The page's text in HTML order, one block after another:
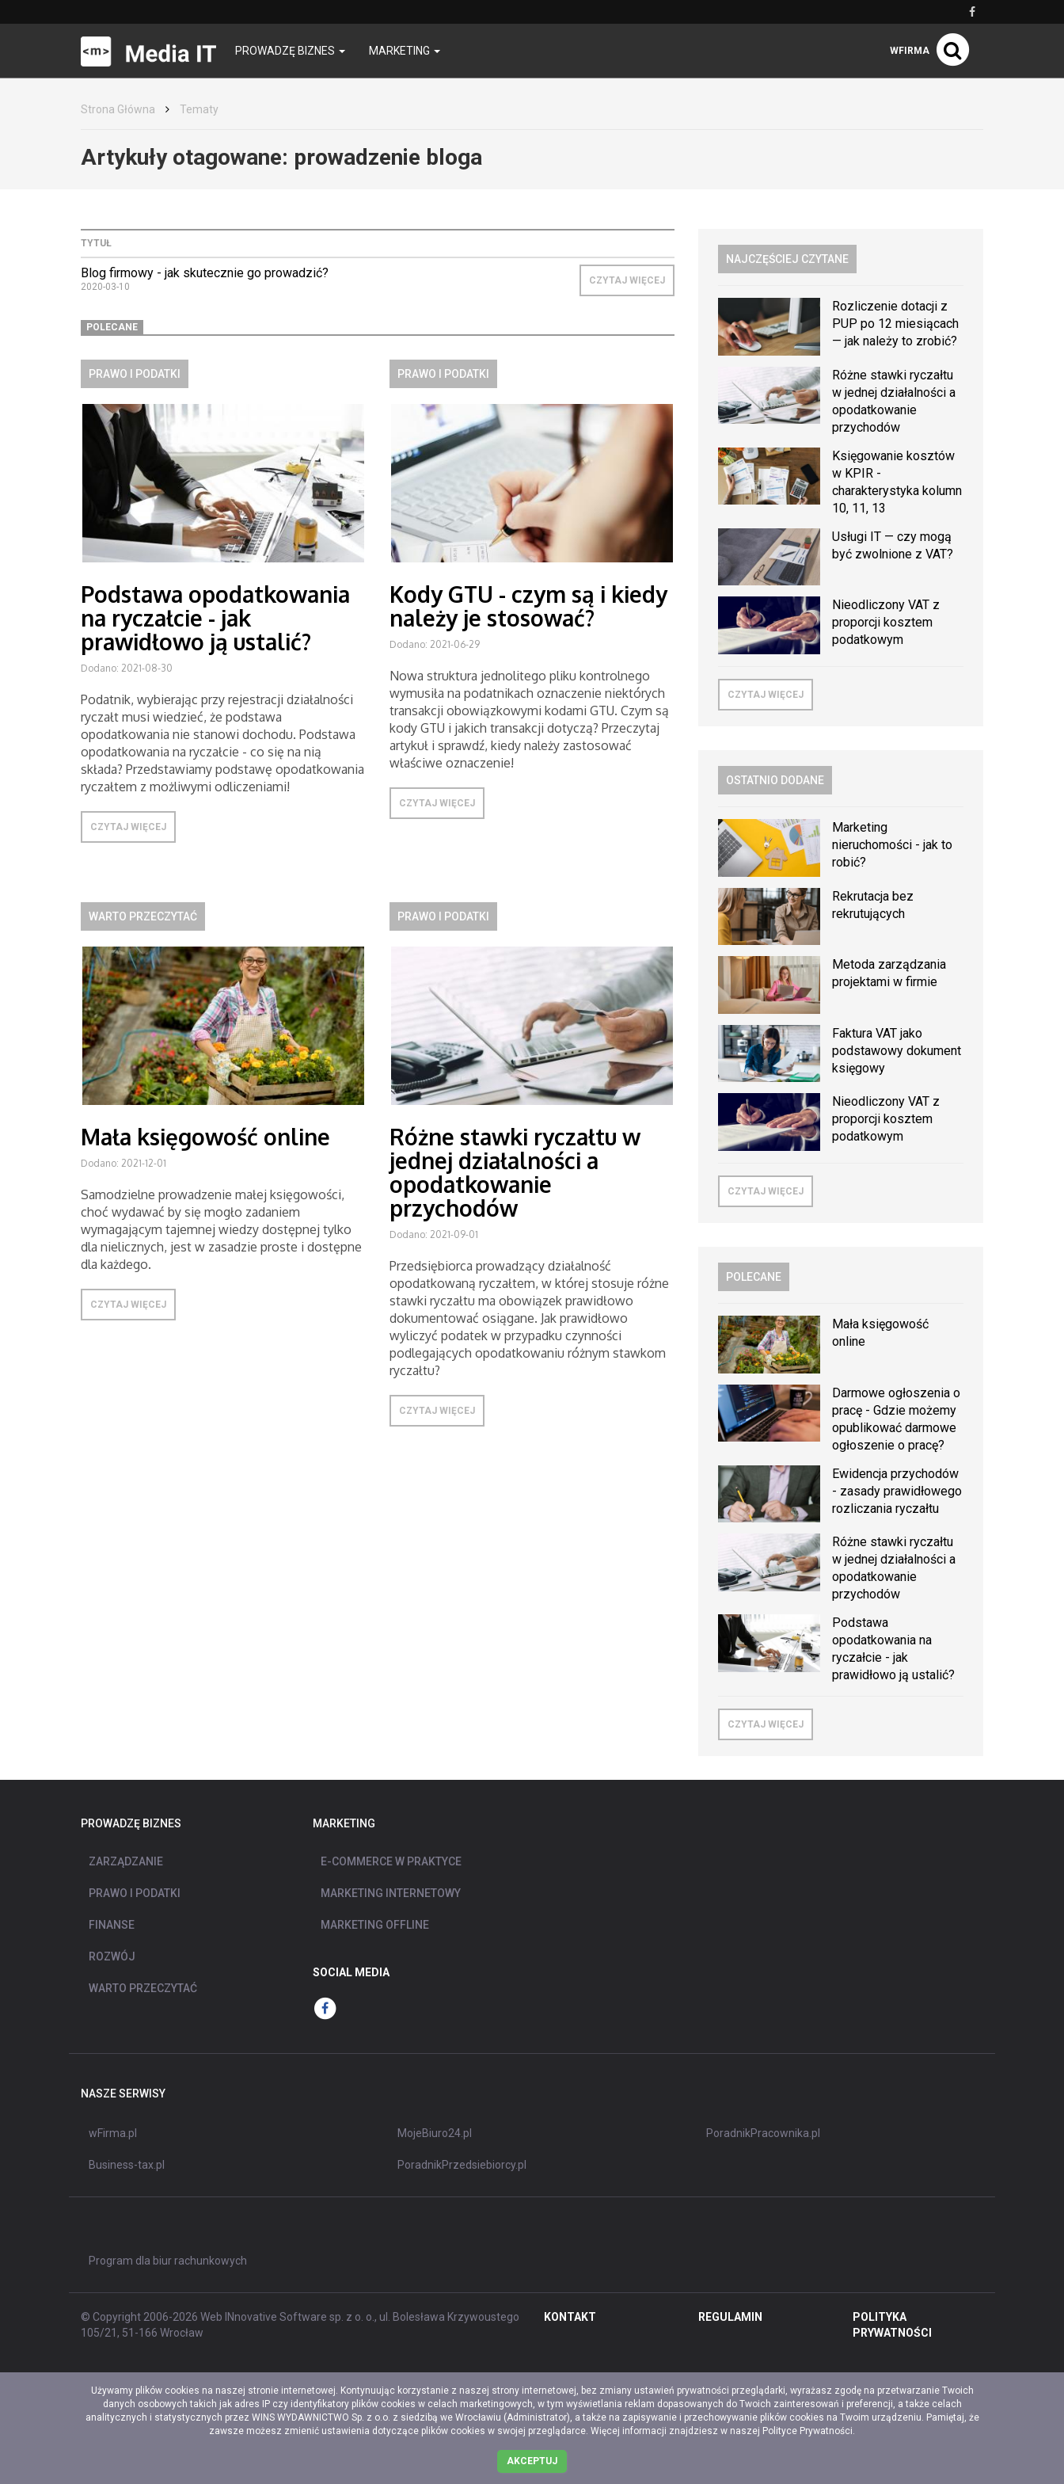
PROWADZĘ BIZNES MARKETING WFIRMA
Strona Główna Tematy
Artykuły otagowane: prowadzenie bloga
TYTUŁ
Blog firmowy - jak skutecznie go prowadzić?
2020-03-10
CZYTAJ WIĘCEJ
POLECANE
PRAWO I PODATKI
Podstawa opodatkowania
na ryczałcie - jak
prawidłowo ją ustalić?
Dodano: 2021-08-30
Podatnik, wybierając przy rejestracji działalności
ryczałt musi wiedzieć, że podstawa
opodatkowania nie stanowi dochodu. Podstawa
opodatkowania na ryczałcie - co się na nią
składa? Przedstawiamy podstawę opodatkowania
ryczałtem z możliwymi odliczeniami!
CZYTAJ WIĘCEJ
PRAWO I PODATKI
Kody GTU - czym są i kiedy
należy je stosować?
Dodano: 2021-06-29
Nowa struktura jednolitego pliku kontrolnego
wymusiła na podatnikach oznaczenie niektórych
transakcji obowiązkowymi kodami GTU. Czym są
kody GTU i jakich transakcji dotyczą? Przeczytaj
artykuł i sprawdź, kiedy należy zastosować
właściwe oznaczenie!
CZYTAJ WIĘCEJ
WARTO PRZECZYTAĆ
Mała księgowość online
Dodano: 2021-12-01
Samodzielne prowadzenie małej księgowości,
choć wydawać by się mogło zadaniem
wymagającym tajemnej wiedzy dostępnej tylko
dla nielicznych, jest w zasadzie proste i dostępne
dla każdego.
CZYTAJ WIĘCEJ
PRAWO I PODATKI
Różne stawki ryczałtu w
jednej działalności a
opodatkowanie
przychodów
Dodano: 2021-09-01
Przedsiębiorca prowadzący działalność
opodatkowaną ryczałtem, w której stosuje różne
stawki ryczałtu ma obowiązek prawidłowo
dokumentować osiągane. Jak prawidłowo
wyliczyć podatek w przypadku czynności
podlegających opodatkowaniu różnym stawkom
ryczałtu?
CZYTAJ WIĘCEJ
NAJCZĘŚCIEJ CZYTANE
Rozliczenie dotacji z
PUP po 12 miesiącach
— jak należy to zrobić?
Różne stawki ryczałtu
w jednej działalności a
opodatkowanie
przychodów
Księgowanie kosztów
w KPIR -
charakterystyka kolumn
10, 11, 13
Usługi IT — czy mogą
być zwolnione z VAT?
Nieodliczony VAT z
proporcji kosztem
podatkowym
CZYTAJ WIĘCEJ
OSTATNIO DODANE
Marketing
nieruchomości - jak to
robić?
Rekrutacja bez
rekrutujących
Metoda zarządzania
projektami w firmie
Faktura VAT jako
podstawowy dokument
księgowy
Nieodliczony VAT z
proporcji kosztem
podatkowym
CZYTAJ WIĘCEJ
POLECANE
Mała księgowość
online
Darmowe ogłoszenia o
pracę - Gdzie możemy
opublikować darmowe
ogłoszenie o pracę?
Ewidencja przychodów
- zasady prawidłowego
rozliczania ryczałtu
Różne stawki ryczałtu
w jednej działalności a
opodatkowanie
przychodów
Podstawa
opodatkowania na
ryczałcie - jak
prawidłowo ją ustalić?
CZYTAJ WIĘCEJ
PROWADZĘ BIZNES
ZARZĄDZANIE
PRAWO I PODATKI
FINANSE
ROZWÓJ
WARTO PRZECZYTAĆ
MARKETING
E-COMMERCE W PRAKTYCE
MARKETING INTERNETOWY
MARKETING OFFLINE
SOCIAL MEDIA
NASZE SERWISY
wFirma.pl
Business-tax.pl
MojeBiuro24.pl
PoradnikPrzedsiebiorcy.pl
PoradnikPracownika.pl
Program dla biur rachunkowych
© Copyright 2006-2026 Web INnovative Software sp. z o. o., ul. Bolesława Krzywoustego
105/21, 51-166 Wrocław
KONTAKT REGULAMIN
POLITYKA
PRYWATNOŚCI
Używamy plików cookies na naszej stronie internetowej. Kontynuując korzystanie z naszej strony internetowej, bez zmiany ustawień prywatności przeglądarki, wyrażasz zgodę na przetwarzanie Twoich
danych osobowych takich jak adres IP czy identyfikatory plików cookies w celach marketingowych, w tym wyświetlania reklam dopasowanych do Twoich zainteresowań i preferencji, a także celach
analitycznych i statystycznych przez WINS WYDAWNICTWO Sp. z o.o. z siedzibą we Wrocławiu (Administrator), a także na zapisywanie i przechowywanie plików cookies na Twoim urządzeniu. Pamiętaj, że
zawsze możesz zmienić ustawienia dotyczące plików cookies w swojej przeglądarce. Więcej informacji znajdziesz w naszej Polityce Prywatności.
AKCEPTUJ